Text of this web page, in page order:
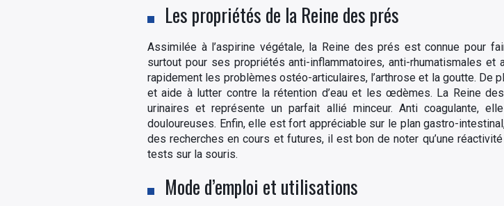
Les propriétés de la Reine des prés
Assimilée à l’aspirine végétale, la Reine des prés est connue pour
surtout pour ses propriétés anti-inflammatoires, anti-rhumatismales
rapidement les problèmes ostéo-articulaires, l’arthrose et la goutte. De
et aide à lutter contre la rétention d’eau et les œdèmes. La Reine
urinaires et représente un parfait allié minceur. Anti coagulante,
douloureuses. Enfin, elle est fort appréciable sur le plan gastro-
des recherches en cours et futures, il est bon de noter qu’une
tests sur la souris.
Mode d’emploi et utilisations